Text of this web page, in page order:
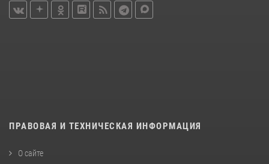
ПРАВОВАЯ И ТЕХНИЧЕСКАЯ ИНФОРМАЦИЯ
О сайте